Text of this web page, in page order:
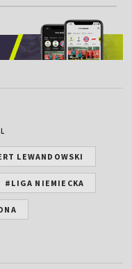
LEWANDOWSKI
#LIGA NIEMIECKA